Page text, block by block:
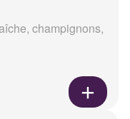
champignons,